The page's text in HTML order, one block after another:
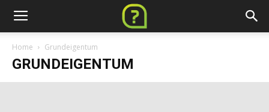
Home Grundeigentum
GRUNDEIGENTUM